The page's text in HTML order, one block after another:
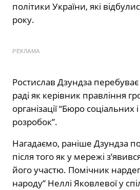
політики України, які
року.
РЕКЛАМА
Ростислав Дзундза
раді як керівник правління
організації “Бюро соціальних
розробок”.
Нагадаємо, раніше Дзундза
після того як у мережі
його участю. Помічник
народу” Неллі Яковлевої у